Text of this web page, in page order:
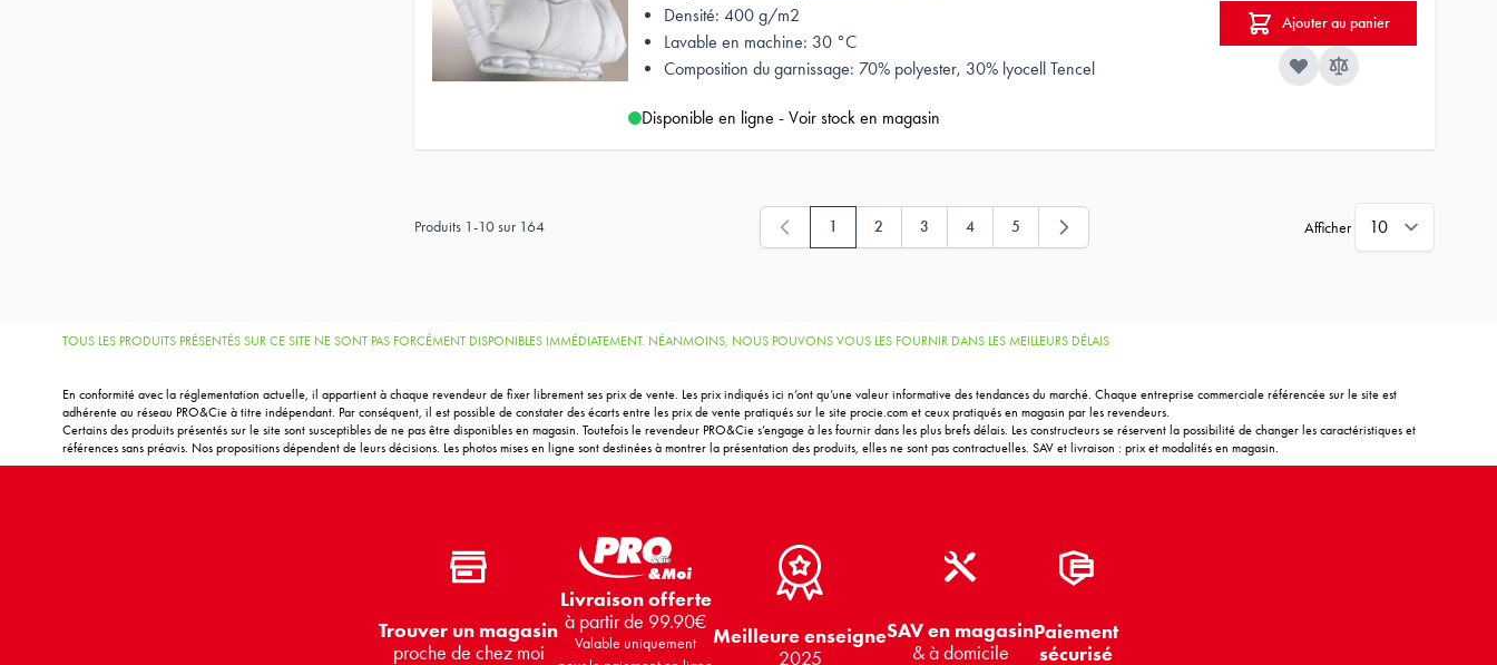
Densité: 400 g/m2
Lavable en machine: 30 °C
Composition du garnissage: 70% polyester, 30% lyocell Tencel
Disponible en ligne - Voir stock en magasin
Ajouter au panier
Produits 1-10sur 164 Vous lisez actuellement la page
1 Page
2 Page
3 Page
4 Page
5 Afficher
TOUS LES PRODUITS PRÉSENTÉS SUR CE SITE NE SONT PAS FORCÉMENT DISPONIBLES IMMÉDIATEMENT. NÉANMOINS, NOUS POUVONS VOUS LES FOURNIR DANS LES MEILLEURS DÉLAIS
En conformité avec la réglementation actuelle, il appartient à chaque revendeur de fixer librement ses prix de vente. Les prix indiqués ici n’ont qu’une valeur informative des tendances du marché. Chaque entreprise commerciale référencée sur le site est
adhérente au réseau PRO&Cie à titre indépendant. Par conséquent, il est possible de constater des écarts entre les prix de vente pratiqués sur le site procie.com et ceux pratiqués en magasin par les revendeurs.
Certains des produits présentés sur le site sont susceptibles de ne pas être disponibles en magasin. Toutefois le revendeur PRO&Cie s’engage à les fournir dans les plus brefs délais. Les constructeurs se réservent la possibilité de changer les caractéristiques et
références sans préavis. Nos propositions dépendent de leurs décisions. Les photos mises en ligne sont destinées à montrer la présentation des produits, elles ne sont pas contractuelles. SAV et livraison : prix et modalités en magasin.
Trouver un magasin
proche de chez moi
Livraison offerte
à partir de 99.90€
Valable uniquement
Meilleure enseigne
2025
SAV en magasin
& à domicile
Paiement
sécurisé